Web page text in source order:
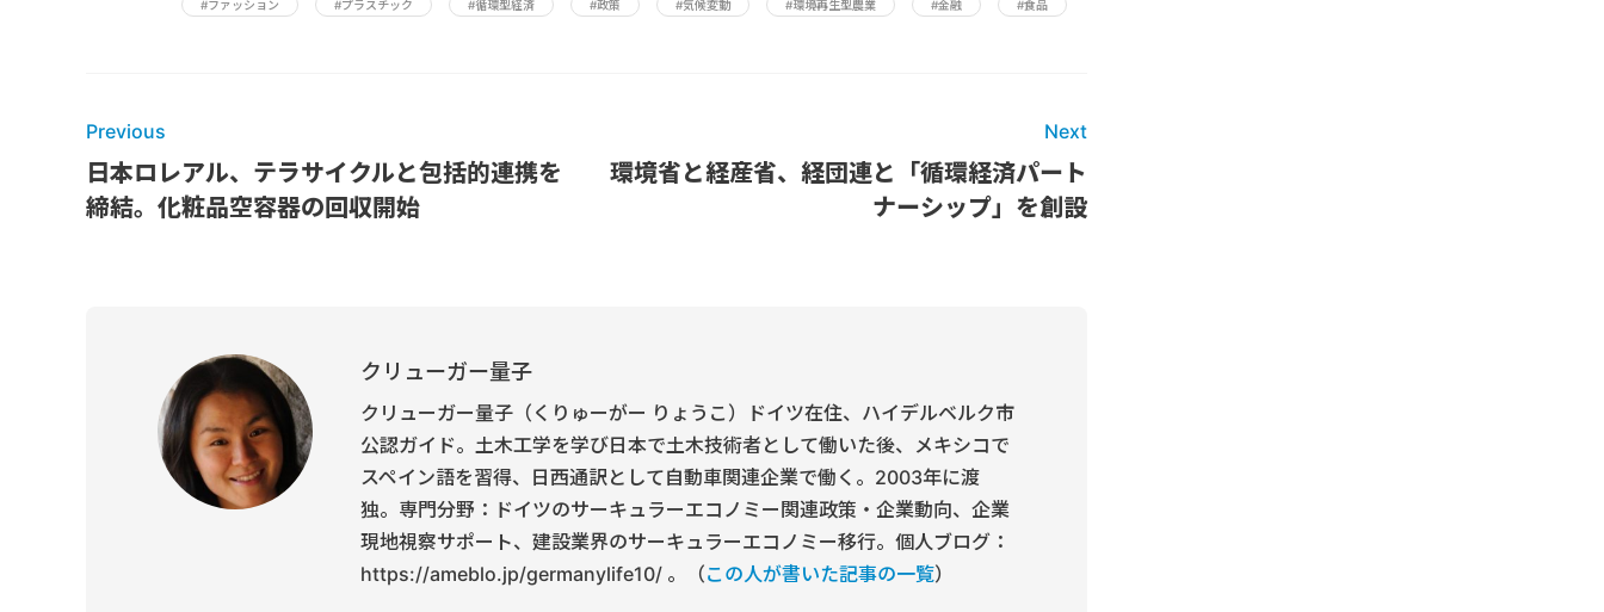
#ファッション #プラスチック #循環型経済 #政策 #気候変動 #環境再生型農業 #金融 #食品
Previous
日本ロレアル、テラサイクルと包括的連携を
締結。化粧品空容器の回収開始
Next
環境省と経産省、経団連と「循環経済パート
ナーシップ」を創設
クリューガー量子
クリューガー量子（くりゅーがー りょうこ）ドイツ在住、ハイデルベルク市
公認ガイド。土木工学を学び日本で土木技術者として働いた後、メキシコで
スペイン語を習得、日西通訳として自動車関連企業で働く。2003年に渡
独。専門分野：ドイツのサーキュラーエコノミー関連政策・企業動向、企業
現地視察サポート、建設業界のサーキュラーエコノミー移行。個人ブログ：
https://ameblo.jp/germanylife10/ 。（この人が書いた記事の一覧）